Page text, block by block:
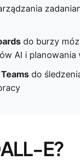
do burzy
AI i planowania
do
E?